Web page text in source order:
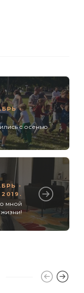
-
с осенью
-
мной